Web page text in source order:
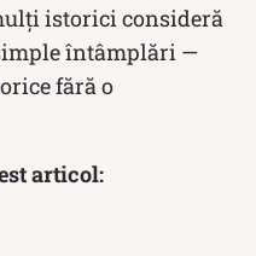
istorici consideră
întâmplări —
fără o
articol: